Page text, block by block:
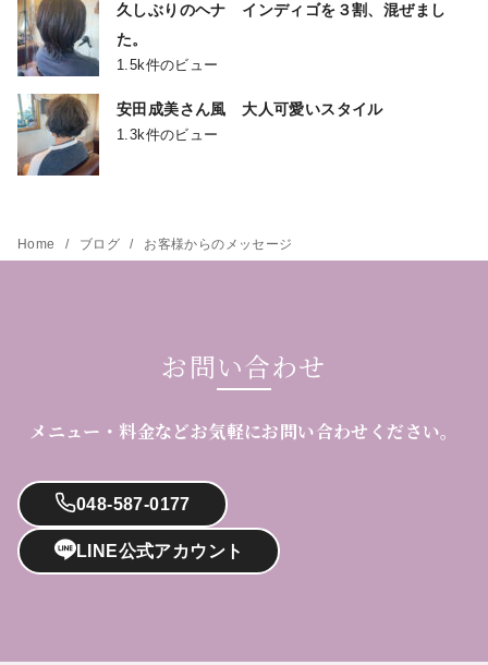
久しぶりのヘナ インディゴを３割、混ぜまし
た。
1.5k件のビュー
安田成美さん風 大人可愛いスタイル
1.3k件のビュー
Home ブログ お客様からのメッセージ
お問い合わせ
メニュー・料金などお気軽にお問い合わせください。
048-587-0177
LINE公式アカウント